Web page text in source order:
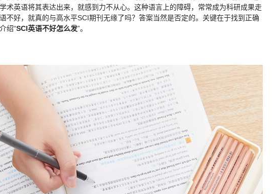
术英语将其表达出来，就感到力不从心。这种语言上的障碍，常常成为科研成果走
不好，就真的与高水平SCI期刊无缘了吗？答案当然是否定的。关键在于找到正确
绍“SCI英语不好怎么发”。